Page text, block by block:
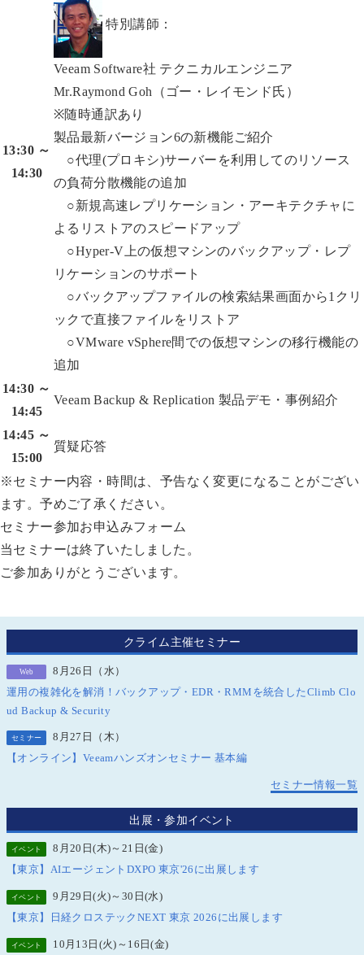
13:30 ～
14:30
特別講師：
Veeam Software社 テクニカルエンジニア
Mr.Raymond Goh（ゴー・レイモンド氏）
※随時通訳あり
製品最新バージョン6の新機能ご紹介
○代理(プロキシ)サーバーを利用してのリソース
の負荷分散機能の追加
○新規高速レプリケーション・アーキテクチャに
よるリストアのスピードアップ
○Hyper-V上の仮想マシンのバックアップ・レプ
リケーションのサポート
○バックアップファイルの検索結果画面から1クリ
ックで直接ファイルをリストア
○VMware vSphere間での仮想マシンの移行機能の
追加
14:30 ～
14:45
Veeam Backup & Replication 製品デモ・事例紹介
14:45 ～
15:00
質疑応答
※セミナー内容・時間は、予告なく変更になることがござい
ます。予めご了承ください。
セミナー参加お申込みフォーム
当セミナーは終了いたしました。
ご参加ありがとうございます。
クライム主催セミナー
Web
8月26日（水）
運用の複雑化を解消！バックアップ・EDR・RMMを統合したClimb Clo
ud Backup & Security
セミナー
8月27日（木）
【オンライン】Veeamハンズオンセミナー 基本編
セミナー情報一覧
出展・参加イベント
イベント
8月20日(木)～21日(金)
【東京】AIエージェントDXPO 東京'26に出展します
イベント
9月29日(火)～30日(水)
【東京】日経クロステックNEXT 東京 2026に出展します
イベント
10月13日(火)～16日(金)